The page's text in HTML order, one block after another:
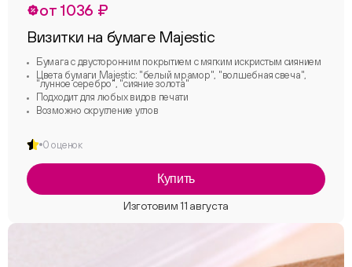
от 1036 ₽
Визитки на бумаге Majestic
Бумага с двусторонним покрытием с мягким искристым сиянием
Цвета бумаги Majestic: "белый мрамор", "волшебная свеча",
"лунное серебро", "сияние золота"
Подходит для любых видов печати
Возможно скругление углов
0 оценок
Купить